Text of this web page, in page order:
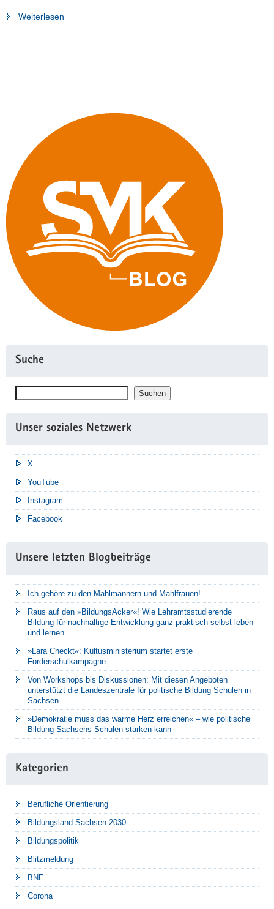
Weiterlesen
Suche
Suchen
Unser soziales Netzwerk
X
YouTube
Instagram
Facebook
Unsere letzten Blogbeiträge
Ich gehöre zu den Mahlmännern und Mahlfrauen!
Raus auf den »BildungsAcker«! Wie Lehramtsstudierende
Bildung für nachhaltige Entwicklung ganz praktisch selbst leben
und lernen
»Lara Checkt«: Kultusministerium startet erste
Förderschulkampagne
Von Workshops bis Diskussionen: Mit diesen Angeboten
unterstützt die Landeszentrale für politische Bildung Schulen in
Sachsen
»Demokratie muss das warme Herz erreichen« – wie politische
Bildung Sachsens Schulen stärken kann
Kategorien
Berufliche Orientierung
Bildungsland Sachsen 2030
Bildungspolitik
Blitzmeldung
BNE
Corona